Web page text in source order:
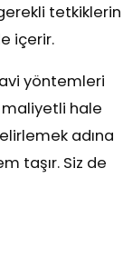
tetkiklerin
içerir.
yöntemleri
maliyetli hale
adına
taşır. Siz de